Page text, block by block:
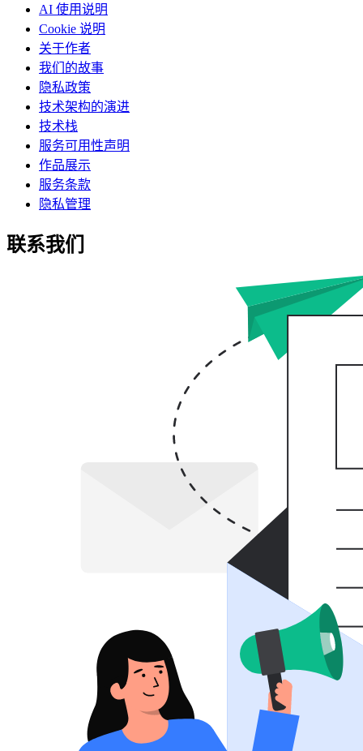
AI 使用说明
Cookie 说明
关于作者
我们的故事
隐私政策
技术架构的演进
技术栈
服务可用性声明
作品展示
服务条款
隐私管理
联系我们